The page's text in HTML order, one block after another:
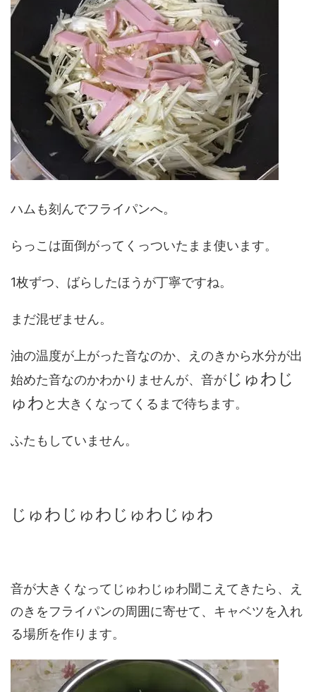
ハムも刻んでフライパンへ。
らっこは面倒がってくっついたまま使います。
1枚ずつ、ばらしたほうが丁寧ですね。
まだ混ぜません。
油の温度が上がった音なのか、えのきから水分が出
始めた音なのかわかりませんが、音が じゅわじ
ゅわ と大きくなってくるまで待ちます。
ふたもしていません。
じゅわじゅわ じゅわじゅわ
音が大きくなってじゅわじゅわ聞こえてきたら、え
のきをフライパンの周囲に寄せて、キャベツを入れ
る場所を作ります。